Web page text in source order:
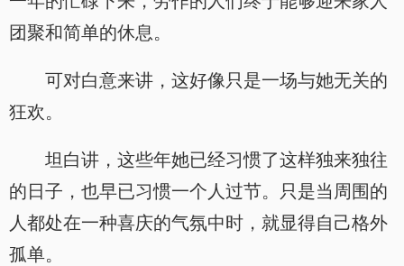
团聚和简单的休息。
可对白意来讲，这好像只是一场与她无关的
狂欢。
坦白讲，这些年她已经习惯了这样独来独往
的日子，也早已习惯一个人过节。只是当周围的
人都处在一种喜庆的气氛中时，就显得自己格外
孤单。